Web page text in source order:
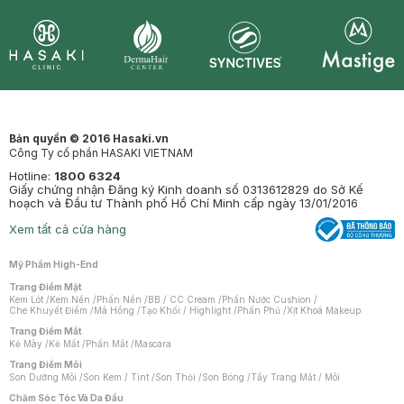
Bản quyền © 2016 Hasaki.vn
Công Ty cổ phần HASAKI VIETNAM
Hotline: 1800 6324
Giấy chứng nhận Đăng ký Kinh doanh số 0313612829 do Sở Kế
hoạch và Đầu tư Thành phố Hồ Chí Minh cấp ngày 13/01/2016
Xem tất cả cửa hàng
Mỹ Phẩm High-End
Trang Điểm Mặt
Kem Lót /Kem Nền /Phấn Nền /BB / CC Cream /Phấn Nước Cushion /
Che Khuyết Điểm /Má Hồng /Tạo Khối / Highlight /Phấn Phủ /Xịt Khoá Makeup
Trang Điểm Mắt
Kẻ Mày /Kẻ Mắt /Phấn Mắt /Mascara
Trang Điểm Môi
Son Dưỡng Môi /Son Kem / Tint /Son Thỏi /Son Bóng /Tẩy Trang Mắt / Môi
Chăm Sóc Tóc Và Da Đầu